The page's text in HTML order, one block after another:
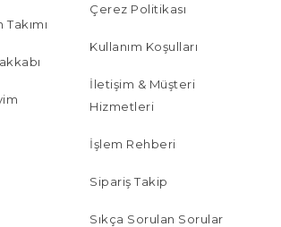
Çerez Politikası
Kullanım Koşulları
İletişim & Müşteri
Hizmetleri
İşlem Rehberi
Sipariş Takip
Sıkça Sorulan Sorular